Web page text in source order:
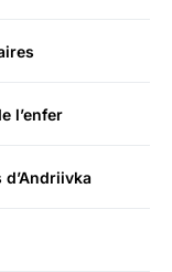
l’enfer